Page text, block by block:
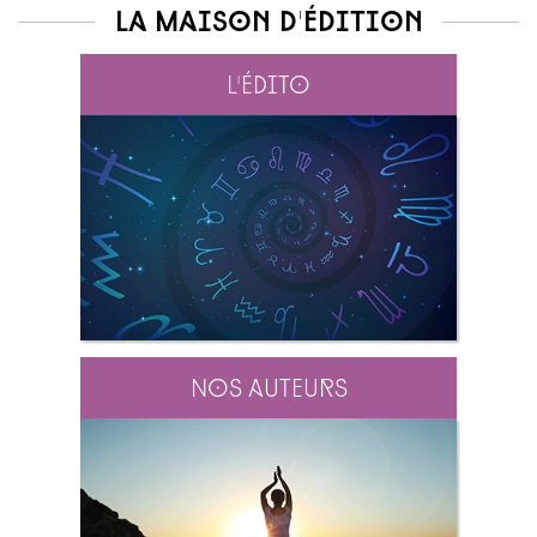
La maison d'édition
L'édito
Nos auteurs